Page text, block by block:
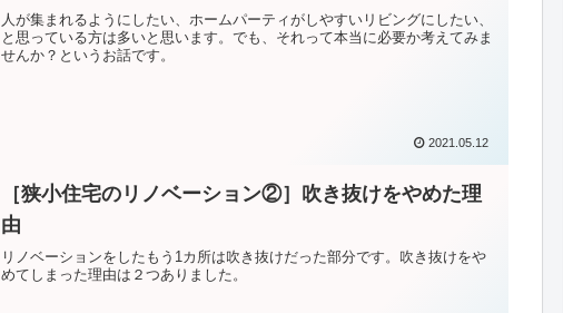
人が集まれるようにしたい、ホームパーティがしやすいリビングにしたい、
と思っている方は多いと思います。でも、それって本当に必要か考えてみま
せんか？というお話です。
2021.05.12
［狭小住宅のリノベーション②］吹き抜けをやめた理
由
リノベーションをしたもう1カ所は吹き抜けだった部分です。吹き抜けをや
めてしまった理由は２つありました。